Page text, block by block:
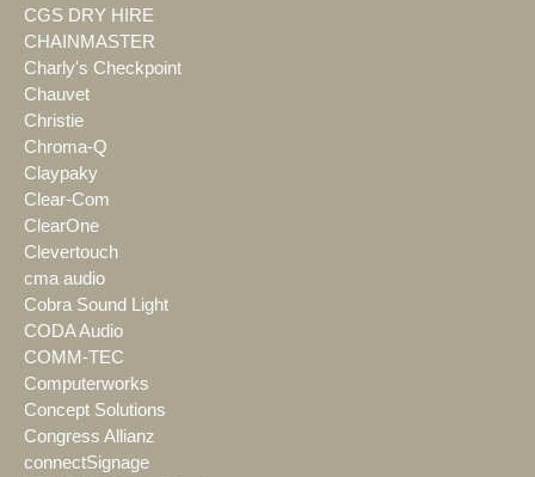
CGS DRY HIRE
CHAINMASTER
Charly's Checkpoint
Chauvet
Christie
Chroma-Q
Claypaky
Clear-Com
ClearOne
Clevertouch
cma audio
Cobra Sound Light
CODA Audio
COMM-TEC
Computerworks
Concept Solutions
Congress Allianz
connectSignage